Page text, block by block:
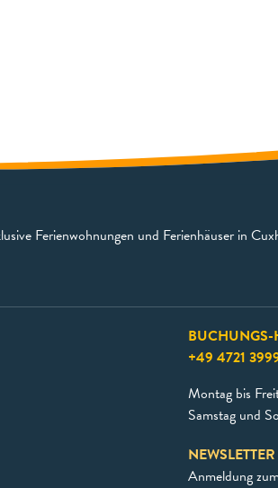
Ferienwohnungen und Ferienhäuser in
+49 4721
Montag bis
Samstag und
NEWSLETTER
Anmeldung